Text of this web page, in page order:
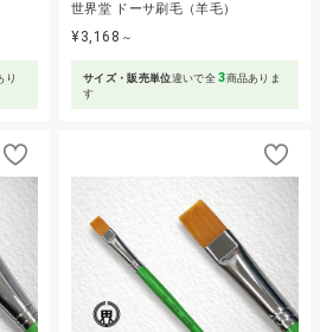
り
世界堂 ドーサ刷毛（羊毛）
¥3,168 ～
サイズ・販売単位違いで全3商品ありま
す